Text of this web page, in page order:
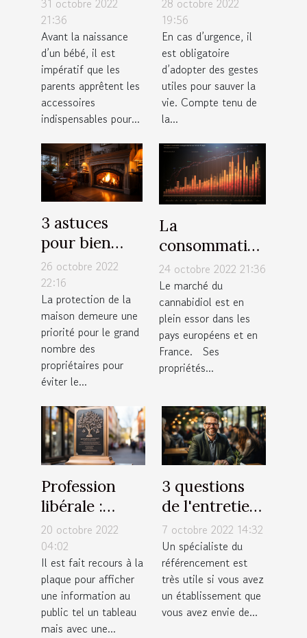
de bavoir faut
il avoir pour
votre enfant ?
31 octobre 2022
21:36
Avant la naissance
d’un bébé, il est
impératif que les
parents apprêtent les
accessoires
indispensables pour...
garde
contacter à
Toulouse ?
28 octobre 2022
19:56
En cas d’urgence, il
est obligatoire
d’adopter des gestes
utiles pour sauver la
vie. Compte tenu de
la...
3 astuces
pour bien
protéger
votre maison
26 octobre 2022
22:16
La protection de la
maison demeure une
priorité pour le grand
nombre des
propriétaires pour
éviter le...
La
consommation
de CBD Full
Spectrum
24 octobre 2022 21:36
Le marché du
cannabidiol est en
plein essor dans les
pays européens et en
France. Ses
propriétés...
Profession
libérale :
Afficher une
plaque
expressive!
20 octobre 2022
04:02
Il est fait recours à la
plaque pour afficher
une information au
public tel un tableau
mais avec une...
3 questions
de l'entretien
d'embauche
d'un
spécialiste
SEO
7 octobre 2022 14:32
Un spécialiste du
référencement est
très utile si vous avez
un établissement que
vous avez envie de...